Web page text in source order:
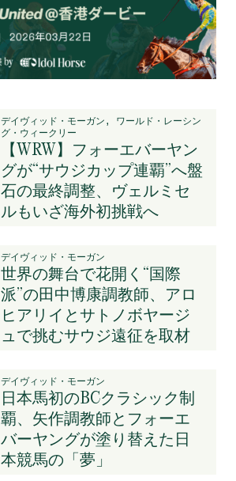
デイヴィッド・モーガン, ワールド・レーシン
グ・ウィークリー
【WRW】フォーエバーヤン
グが“サウジカップ連覇”へ盤
石の最終調整、ヴェルミセ
ルもいざ海外初挑戦へ
デイヴィッド・モーガン
世界の舞台で花開く“国際
派”の田中博康調教師、アロ
ヒアリイとサトノボヤージ
ュで挑むサウジ遠征を取材
デイヴィッド・モーガン
日本馬初のBCクラシック制
覇、矢作調教師とフォーエ
バーヤングが塗り替えた日
本競馬の「夢」